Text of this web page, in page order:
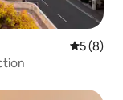
5 de
5 (8)